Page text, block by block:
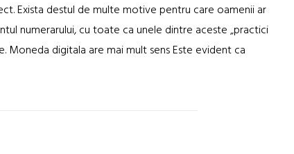
Exista destul de multe motive pentru care oamenii ar
numerarului, cu toate ca unele dintre aceste „practici
digitala are mai mult sens Este evident ca